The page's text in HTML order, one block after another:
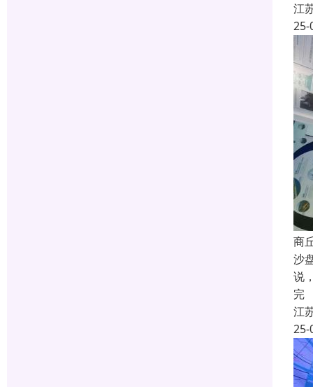
江
25-
商
沙
说
完
江
25-